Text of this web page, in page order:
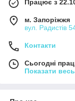
Працює з
м. Запоріжжя
вул. Радистів
Контакти
Сьогодні
Показати